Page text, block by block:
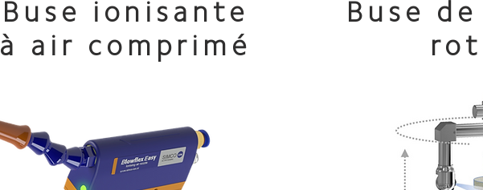
Buse ionisante
à air comprimé
Buse